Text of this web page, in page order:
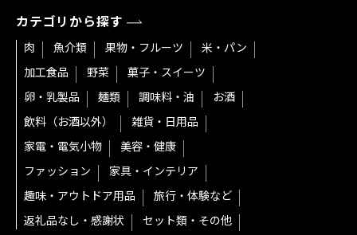
カテゴリから探す
肉 魚介類 果物・フルーツ
米・パン
加工食品
野菜
菓子・スイーツ
卵・乳製品
麺類 調味料・油
お酒
飲料（お酒以外）
雑貨・日用品
家電・電気小物
美容・健康
ファッション
家具・インテリア
趣味・アウトドア用品
旅行・体験など
返礼品なし・感謝状
セット類・その他